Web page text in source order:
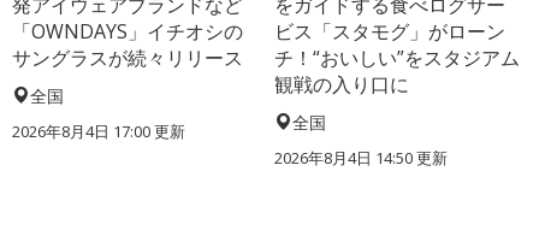
「OWNDAYS」イチオシの
サングラスが続々リリース
全国
2026年8月4日 17:00更新
ビス「スタモグ」がローン
チ！“おいしい”をスタジアム
観戦の入り口に
全国
2026年8月4日 14:50更新